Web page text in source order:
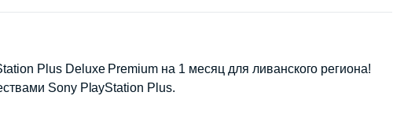
Plus Deluxe Premium на 1 месяц для ливанского региона!
Sony PlayStation Plus.